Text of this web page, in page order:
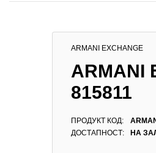
ARMANI EXCHANGE
ARMANI
815811
ПРОДУКТ КОД:
ДОСТАПНОСТ:
НА